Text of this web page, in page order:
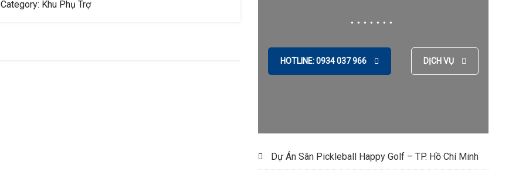
Sân
Category: Khu Phụ Trợ
HOTLINE: 0934 037 966 DỊCH VỤ
Dự Án Sân Pickleball Happy Golf – TP. Hồ Chí Minh